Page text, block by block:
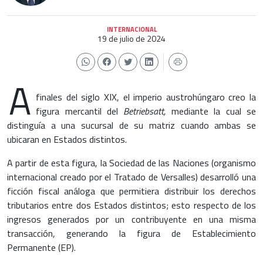
INTERNACIONAL
19 de julio de 2024
A finales del siglo XIX, el imperio austrohúngaro creo la
figura mercantil del Betriebsatt, mediante la cual se
distinguía a una sucursal de su matriz cuando ambas se
ubicaran en Estados distintos.
A partir de esta figura, la Sociedad de las Naciones (organismo
internacional creado por el Tratado de Versalles) desarrolló una
ficción fiscal análoga que permitiera distribuir los derechos
tributarios entre dos Estados distintos; esto respecto de los
ingresos generados por un contribuyente en una misma
transacción, generando la figura de Establecimiento
Permanente (EP).